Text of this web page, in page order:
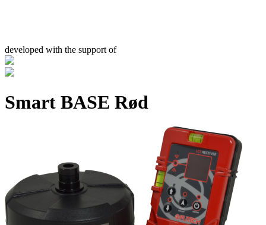
developed with the support of
Smart BASE Rød